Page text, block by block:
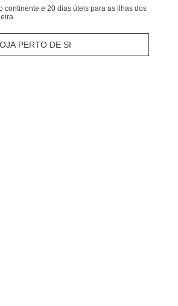
continente e 20 dias úteis para as ilhas dos
PERTO DE SI